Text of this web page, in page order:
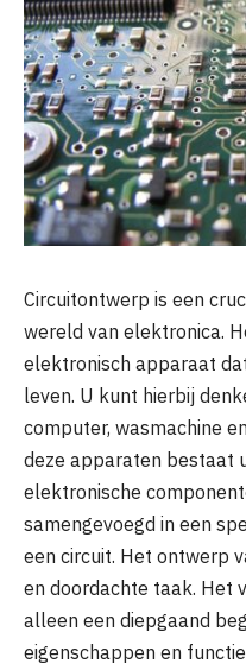
Circuitontwerp is een
wereld van elektronica.
elektronisch apparaat
leven. U kunt hierbij
computer, wasmachine
deze apparaten bestaat
elektronische
samengevoegd in een
een circuit. Het ontwerp
en doordachte taak. Het
alleen een diepgaand
eigenschappen en